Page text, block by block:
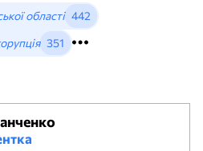
області 442
351